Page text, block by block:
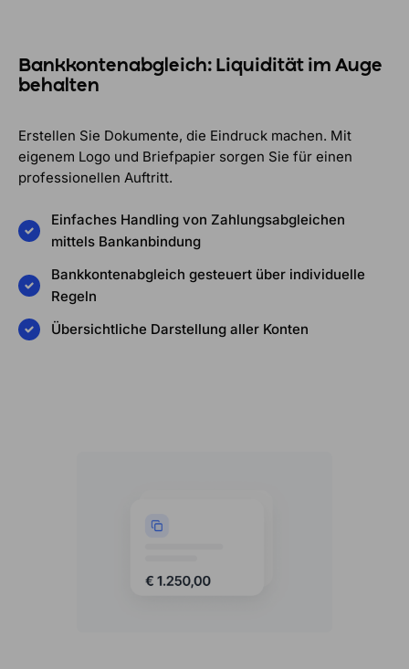
Bankkonten­abgleich: Liquidität im Auge
behalten
Erstellen Sie Dokumente, die Eindruck machen. Mit
eigenem Logo und Briefpapier sorgen Sie für einen
professionellen Auftritt.
Einfaches Handling von Zahlungsabgleichen
mittels Bankanbindung
Bankkontenabgleich gesteuert über individuelle
Regeln
Übersichtliche Darstellung aller Konten